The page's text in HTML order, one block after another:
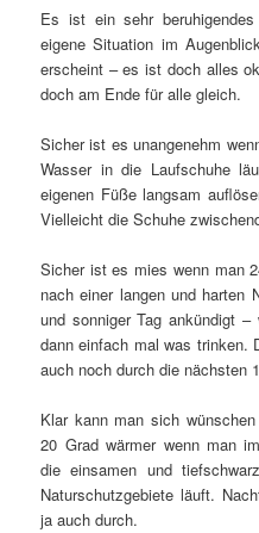
Es ist ein sehr
eigene Situation im
erscheint – es ist doch alles
doch am Ende für alle gleich.
Sicher ist es unangenehm
Wasser in die Laufschuhe
eigenen Füße langsam
Vielleicht die Schuhe
Sicher ist es mies wenn man
nach einer langen und harten
und sonniger Tag ankündigt
dann einfach mal was trinken.
auch noch durch die nächsten
Klar kann man sich
20 Grad wärmer wenn man
die einsamen und
Naturschutzgebiete läuft.
ja auch durch.